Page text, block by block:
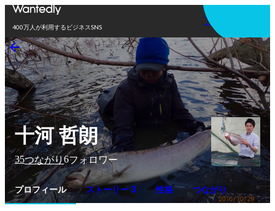
400万人が利用するビジネスSNS
アプリを使う
十河 哲朗
35つながり6フォロワー
プロフィール ストーリー 3 性格 つながり